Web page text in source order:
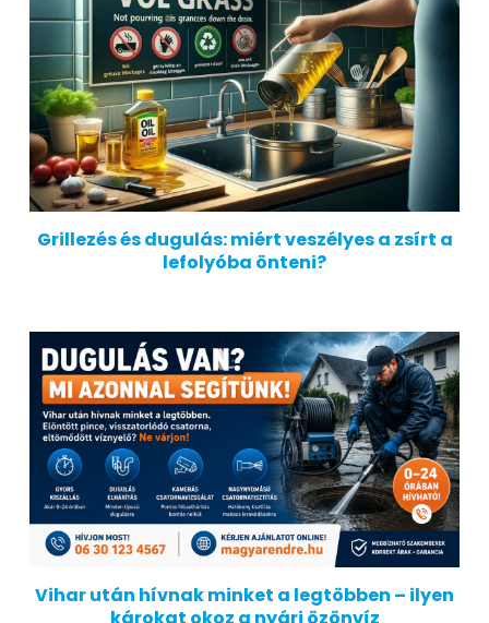
Grillezés és dugulás: miért veszélyes a zsírt a
lefolyóba önteni?
Vihar után hívnak minket a legtöbben – ilyen
károkat okoz a nyári özönvíz